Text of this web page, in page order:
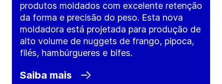
produtos moldados com excelente retenção
da forma e precisão do peso. Esta nova
moldadora está projetada para produção de
alto volume de nuggets de frango, pipoca,
filés, hambúrgueres e bifes.
Saiba mais